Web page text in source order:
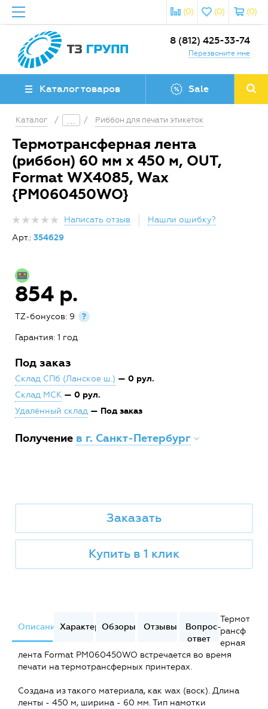
(0)
(0)
(0)
8 (812) 425-33-74
Перезвоните мне
Каталог товаров Sale
Каталог / / Риббон для печати этикеток
Термотрансферная лента
(риббон) 60 мм х 450 м, OUT,
Format WX4085, Wax
{PM060450WO}
Написать отзыв
Нашли ошибку?
Арт.: 354629
854 р.
TZ-бонусов: 9 ?
Гарантия: 1 год
Под заказ
Склад СПб (Ланское ш.) — 0 рул.
Склад МСК — 0 рул.
Удалённый склад — Под заказ
Получение в г. Санкт-Петербург
Заказать
Купить в 1 клик
ОписаниеХарактеристики
Обзоры Отзывы
Вопрос-
ответ
Термот
рансф
ерная
лента Format PM060450WO встречается во время
печати на термотрансферных принтерах.
Создана из такого материала, как wax (воск). Длина
ленты - 450 м, ширина - 60 мм. Тип намотки